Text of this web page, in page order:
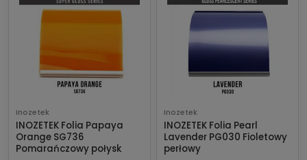
Inozetek
INOZETEK Folia Papaya
Orange SG736
Pomarańczowy połysk
Inozetek
INOZETEK Folia Pearl
Lavender PG030 Fioletowy
perłowy